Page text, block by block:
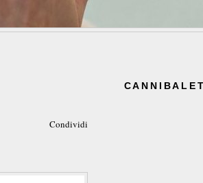
Condividi